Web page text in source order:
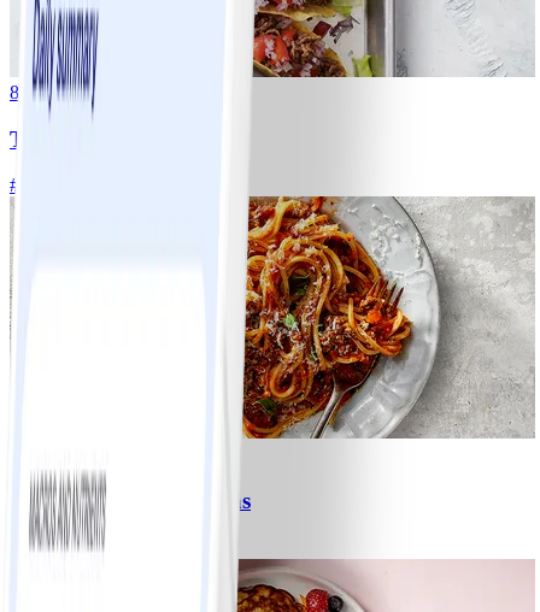
8
Tacos
#
Spagetti med köttfärssås
Lätt10 MIN